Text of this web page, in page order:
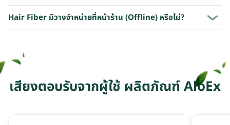
Hair Fiber มีวางจำหน่ายที่หน้าร้าน (Offline) หรือไม่?
เสียงตอบรับจากผู้ใช้ ผลิตภัณฑ์ AloEx